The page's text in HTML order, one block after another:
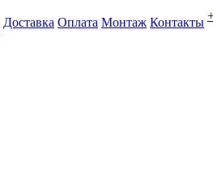
Доставка Оплата Монтаж Контакты